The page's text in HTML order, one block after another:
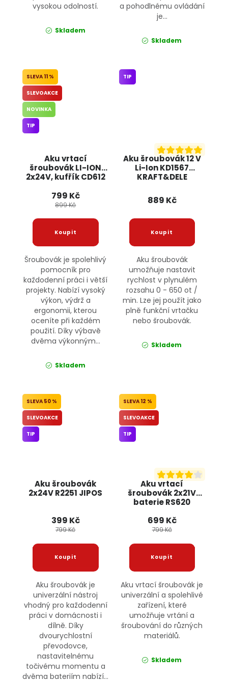
vysokou odolností.
Skladem
a pohodlnému ovládání
je...
Skladem
Aku vrtací
šroubovák LI-ION
2x24V, kufřík CD612
11 %
SLEVOAKCE
NOVINKA
TIP
799 Kč
899 Kč
Šroubovák je spolehlivý
pomocník pro
každodenní práci i větší
projekty. Nabízí vysoký
výkon, výdrž a
ergonomii, kterou
oceníte při každém
použití. Díky výbavě
dvěma výkonným...
Skladem
Aku šroubovák 12 V
Li-Ion KD1567
KRAFT&DELE
TIP
889 Kč
Aku šroubovák
umožňuje nastavit
rychlost v plynulém
rozsahu 0 - 650 ot /
min. Lze jej použít jako
plně funkční vrtačku
nebo šroubovák.
Skladem
Aku šroubovák
2x24V R2251 JIPOS
50 %
SLEVOAKCE
TIP
399 Kč
799 Kč
Aku šroubovák je
univerzální nástroj
vhodný pro každodenní
práci v domácnosti i
dílně. Díky
dvourychlostní
převodovce,
nastavitelnému
točivému momentu a
dvěma bateriím nabízí...
Aku vrtací
šroubovák 2x21V
baterie RS620
12 %
SLEVOAKCE
TIP
699 Kč
799 Kč
Aku vrtací šroubovák je
univerzální a spolehlivé
zařízení, které
umožňuje vrtání a
šroubování do různých
materiálů.
Skladem